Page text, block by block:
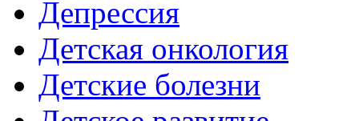
Депрессия
Детская онкология
Детские болезни